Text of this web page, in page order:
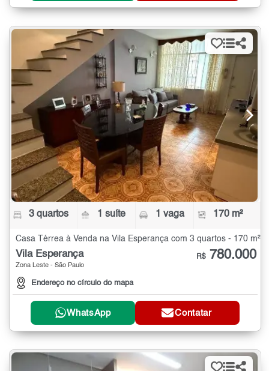
3 quartos 1 suíte 1 vaga 170 m²
Casa Térrea à Venda na Vila Esperança com 3 quartos - 170 m²
Vila Esperança
Zona Leste - São Paulo
Endereço no círculo do mapa
R$ 780.000
WhatsApp Contatar